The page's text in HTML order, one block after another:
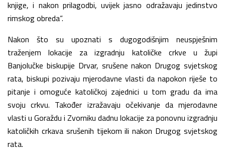
knjige, i nakon prilagodbi, uvijek jasno odražavaju jedinstvo
rimskog obreda“.
Nakon što su upoznati s dugogodišnjim neuspješnim
traženjem lokacije za izgradnju katoličke crkve u župi
Banjolučke biskupije Drvar, srušene nakon Drugog svjetskog
rata, biskupi pozivaju mjerodavne vlasti da napokon riješe to
pitanje i omoguće katoličkoj zajednici u tom gradu da ima
svoju crkvu. Također izražavaju očekivanje da mjerodavne
vlasti u Goraždu i Zvorniku dadnu lokacije za ponovnu izgradnju
katoličkih crkava srušenih tijekom ili nakon Drugog svjetskog
rata.